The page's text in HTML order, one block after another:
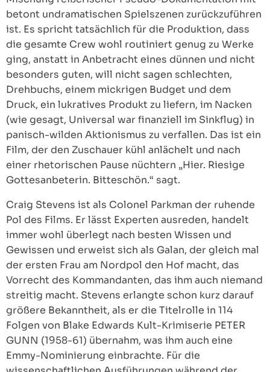
betont undramatischen Spielszenen zurückzuführen
ist. Es spricht tatsächlich für die Produktion, dass
die gesamte Crew wohl routiniert genug zu Werke
ging, anstatt in Anbetracht eines dünnen und nicht
besonders guten, will nicht sagen schlechten,
Drehbuchs, einem mickrigen Budget und dem
Druck, ein lukratives Produkt zu liefern, im Nacken
(wie gesagt, Universal war finanziell im Sinkflug) in
panisch-wilden Aktionismus zu verfallen. Das ist ein
Film, der den Zuschauer kühl anlächelt und nach
einer rhetorischen Pause nüchtern „Hier. Riesige
Gottesanbeterin. Bitteschön.“ sagt.
Craig Stevens ist als Colonel Parkman der ruhende
Pol des Films. Er lässt Experten ausreden, handelt
immer wohl überlegt nach besten Wissen und
Gewissen und erweist sich als Galan, der gleich mal
der ersten Frau am Nordpol den Hof macht, das
Vorrecht des Kommandanten, das ihm auch niemand
streitig macht. Stevens erlangte schon kurz darauf
größere Bekanntheit, als er die Titelrolle in 114
Folgen von Blake Edwards Kult-Krimiserie PETER
GUNN (1958-61) übernahm, was ihm auch eine
Emmy-Nominierung einbrachte. Für die